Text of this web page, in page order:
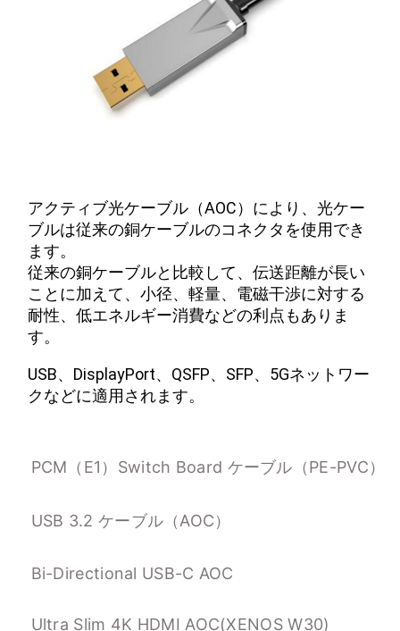
アクティブ光ケーブル（AOC）により、光ケー
ブルは従来の銅ケーブルのコネクタを使用でき
ます。
従来の銅ケーブルと比較して、伝送距離が長い
ことに加えて、小径、軽量、電磁干渉に対する
耐性、低エネルギー消費などの利点もありま
す。
USB、DisplayPort、QSFP、SFP、5Gネットワー
クなどに適用されます。
PCM（E1）Switch Board ケーブル（PE-PVC）
USB 3.2 ケーブル（AOC）
Bi-Directional USB-C AOC
Ultra Slim 4K HDMI AOC(XENOS W30)